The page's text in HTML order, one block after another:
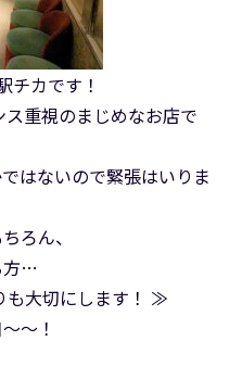
チカです！
重視のまじめなお店で
はないので緊張はいりま
ろん、
方…
も大切にします！ ≫
～！